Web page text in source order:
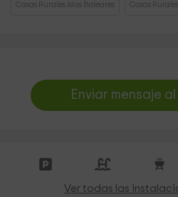
Casas Rurales Islas Baleares Casas
Enviar mensaje
Ver todas las